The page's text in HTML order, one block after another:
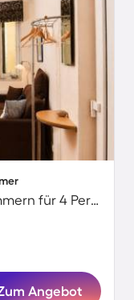
Ferienwohnung mit 2 Schlafzimmern für 4 Personen
Angebot